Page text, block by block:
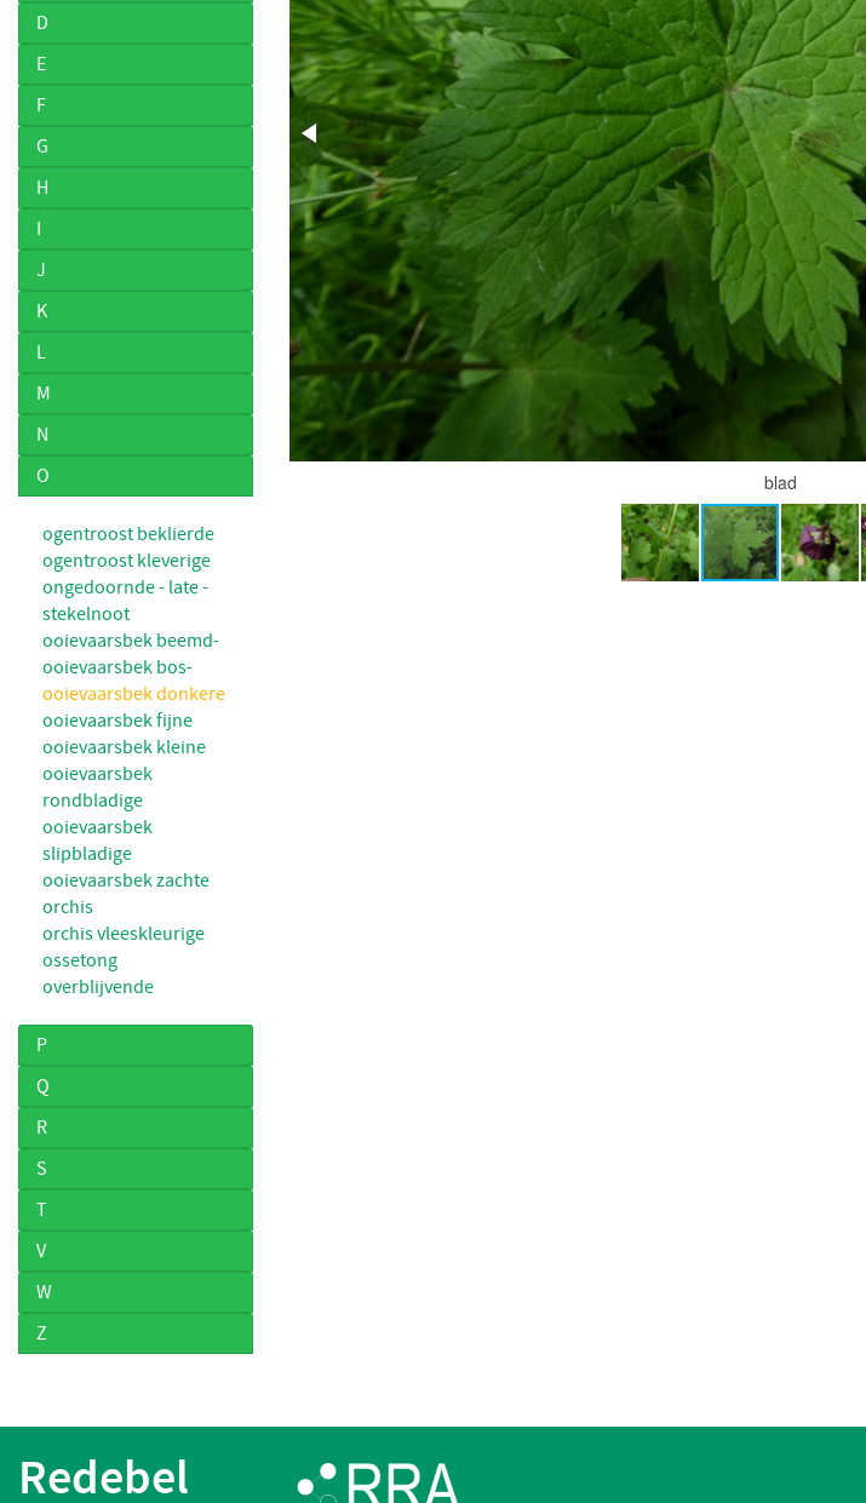
D
E
F
G
H
I
J
K
L
M
N
O
ogentroost beklierde
ogentroost kleverige
ongedoornde - late -
stekelnoot
ooievaarsbek beemd-
ooievaarsbek bos-
ooievaarsbek donkere
ooievaarsbek fijne
ooievaarsbek kleine
ooievaarsbek
rondbladige
ooievaarsbek
slipbladige
ooievaarsbek zachte
orchis
orchis vleeskleurige
ossetong
overblijvende
P
Q
R
S
T
V
W
Z
bloem
Redebel